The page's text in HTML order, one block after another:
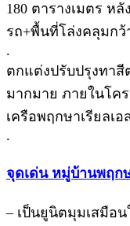
180 ตารางเมตร ห
รถ+พื้นที่โล่งคลุมก
.
ตกแต่งปรับปรุงทา
มากมาย ภายในโค
เครือพฤกษาเรียลเอ
.
จุดเด่น หมู่บ้านพฤก
– เป็นยูนิตมุมเสมือ